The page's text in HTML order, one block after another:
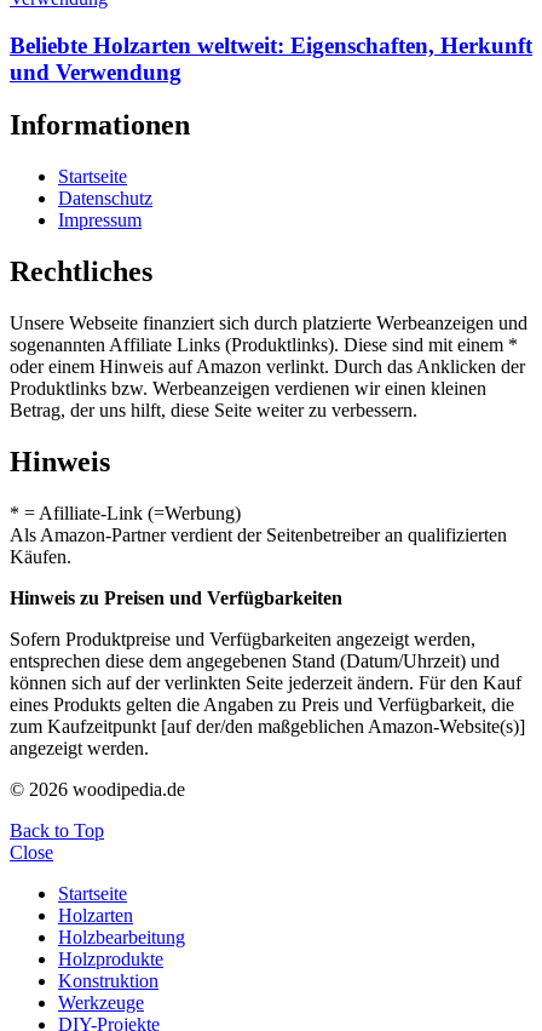
Beliebte Holzarten weltweit: Eigenschaften, Herkunft
und Verwendung
Informationen
Startseite
Datenschutz
Impressum
Rechtliches
Unsere Webseite finanziert sich durch platzierte Werbeanzeigen und
sogenannten Affiliate Links (Produktlinks). Diese sind mit einem *
oder einem Hinweis auf Amazon verlinkt. Durch das Anklicken der
Produktlinks bzw. Werbeanzeigen verdienen wir einen kleinen
Betrag, der uns hilft, diese Seite weiter zu verbessern.
Hinweis
* = Afilliate-Link (=Werbung)
Als Amazon-Partner verdient der Seitenbetreiber an qualifizierten
Käufen.
Hinweis zu Preisen und Verfügbarkeiten
Sofern Produktpreise und Verfügbarkeiten angezeigt werden,
entsprechen diese dem angegebenen Stand (Datum/Uhrzeit) und
können sich auf der verlinkten Seite jederzeit ändern. Für den Kauf
eines Produkts gelten die Angaben zu Preis und Verfügbarkeit, die
zum Kaufzeitpunkt [auf der/den maßgeblichen Amazon-Website(s)]
angezeigt werden.
© 2026 woodipedia.de
Back to Top
Close
Startseite
Holzarten
Holzbearbeitung
Holzprodukte
Konstruktion
Werkzeuge
DIY-Projekte